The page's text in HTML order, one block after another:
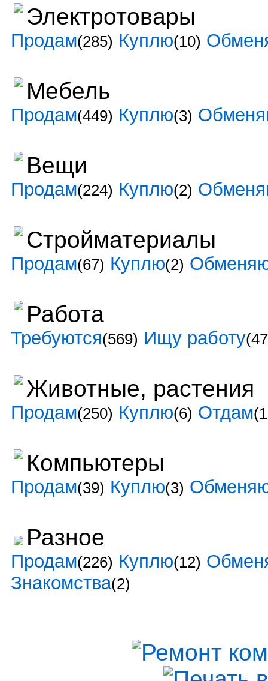
Электротовары
Продам(285) Куплю(10)
Мебель
Продам(449) Куплю(3)
Вещи
Продам(224) Куплю(2)
Стройматериалы
Продам(67) Куплю(2)
Работа
Требуются(569) Ищу работу
Животные, растения
Продам(250) Куплю(6) Отдам
Компьютеры
Продам(39) Куплю(3)
Разное
Продам(226) Куплю(12)
Знакомства(2)